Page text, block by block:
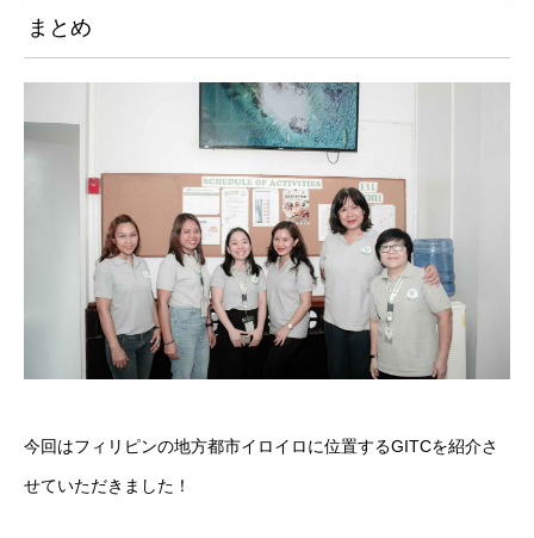
まとめ
今回はフィリピンの地方都市イロイロに位置するGITCを紹介さ
せていただきました！